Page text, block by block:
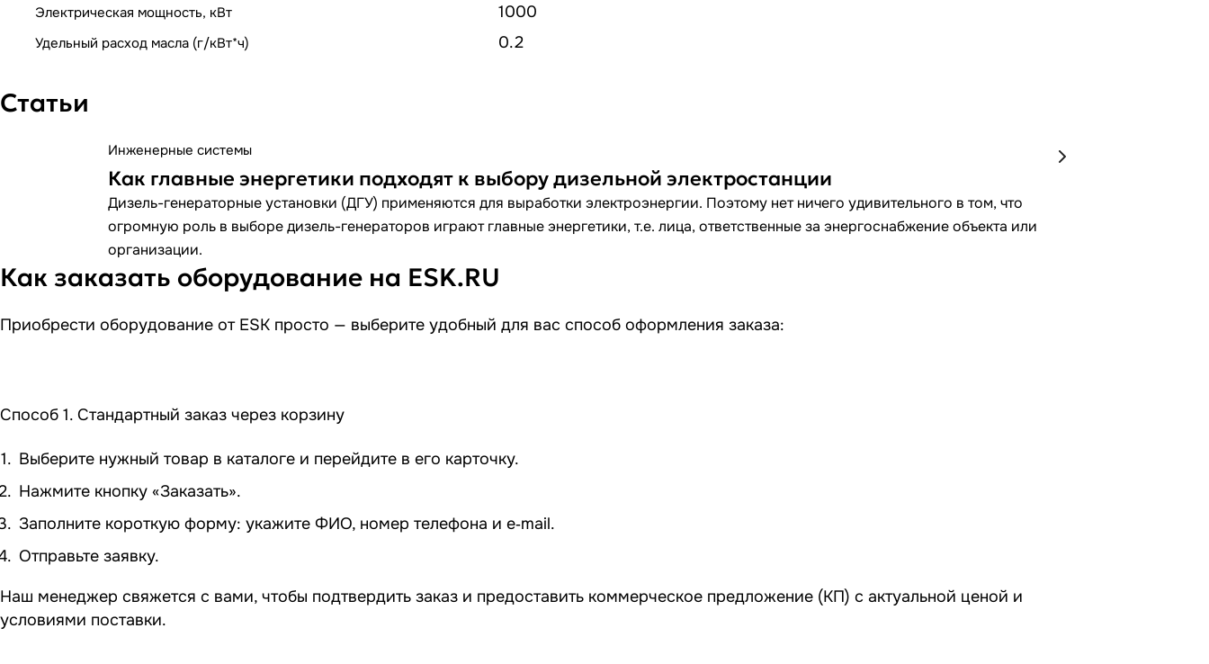
Электрическая мощность, кВт 1000
Удельный расход масла (г/кВт*ч) 0.2
Статьи
Инженерные системы
Как главные энергетики подходят к выбору дизельной электростанции
Дизель-генераторные установки (ДГУ) применяются для выработки электроэнергии. Поэтому нет ничего удивительного в том, что
огромную роль в выборе дизель-генераторов играют главные энергетики, т.е. лица, ответственные за энергоснабжение объекта или
организации.
Как заказать оборудование на ESK.RU
Приобрести оборудование от ESK просто — выберите удобный для вас способ оформления заказа:
Способ 1. Стандартный заказ через корзину
Выберите нужный товар в каталоге и перейдите в его карточку.
Нажмите кнопку «Заказать».
Заполните короткую форму: укажите ФИО, номер телефона и e‑mail.
Отправьте заявку.
Наш менеджер свяжется с вами, чтобы подтвердить заказ и предоставить коммерческое предложение (КП) с актуальной ценой и
условиями поставки.